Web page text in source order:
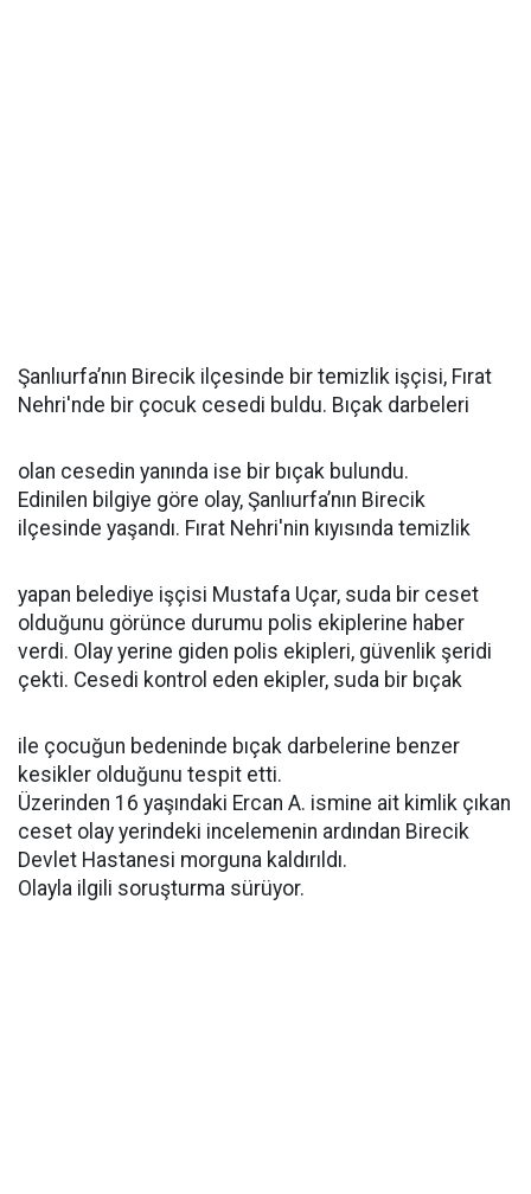
Şanlıurfa’nın Birecik ilçesinde bir temizlik işçisi, Fırat
Nehri'nde bir çocuk cesedi buldu. Bıçak darbeleri
olan cesedin yanında ise bir bıçak bulundu.
Edinilen bilgiye göre olay, Şanlıurfa’nın Birecik
ilçesinde yaşandı. Fırat Nehri'nin kıyısında temizlik
yapan belediye işçisi Mustafa Uçar, suda bir ceset
olduğunu görünce durumu polis ekiplerine haber
verdi. Olay yerine giden polis ekipleri, güvenlik şeridi
çekti. Cesedi kontrol eden ekipler, suda bir bıçak
ile çocuğun bedeninde bıçak darbelerine benzer
kesikler olduğunu tespit etti.
Üzerinden 16 yaşındaki Ercan A. ismine ait kimlik çıkan
ceset olay yerindeki incelemenin ardından Birecik
Devlet Hastanesi morguna kaldırıldı.
Olayla ilgili soruşturma sürüyor.